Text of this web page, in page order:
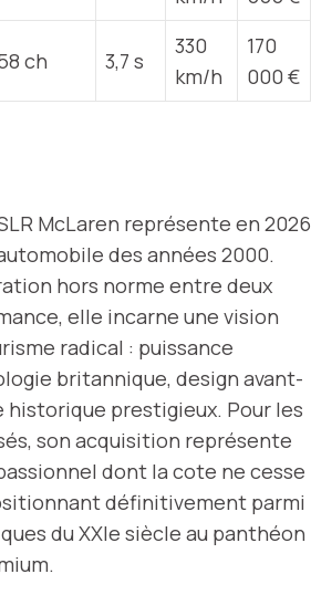
ch 3,7 s
330
km/h
170
000 €
McLaren représente en 2026
des années 2000.
hors norme entre deux
elle incarne une vision
radical : puissance
britannique, design avant-
prestigieux. Pour les
son acquisition représente
dont la cote ne cesse
définitivement parmi
du XXIe siècle au panthéon